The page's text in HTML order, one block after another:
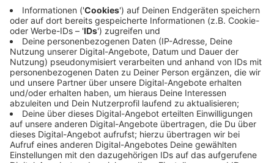
Der Gleichstellungspreis wird nächstes Jahr bereits
zum vierten Mal vergeben. Das Engagement kann
hierbei ganz unterschiedlich aussehen: beispielsweise
geht es um zukunftsweisende Veränderungen
geschlechtsspezifischer Rollenbilder oder um eine
selbstbestimmte Lebensführung aller Geschlechter.
Die Bewerbungsfrist endet in einem Monat. Eine Jury
sichtet dann die Bewerbungen und schlägt mögliche
Preisträgerinnen und Preisträger vor. Auf dieser
Grundlage entscheidet der Rat, wer den Preis
bekommt.